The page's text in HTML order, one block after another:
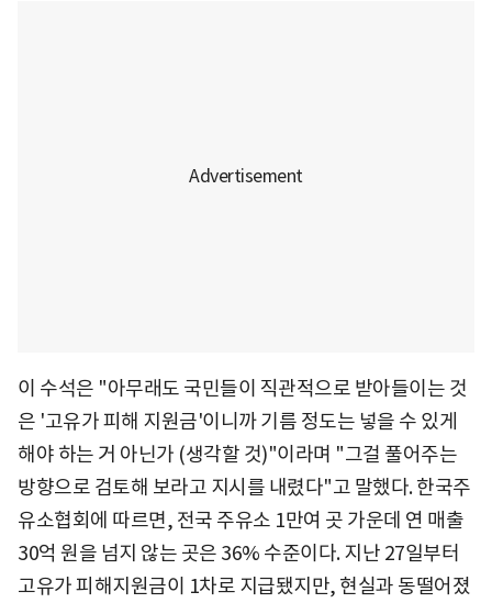
이 수석은 "아무래도 국민들이 직관적으로 받아들이는 것
은 '고유가 피해 지원금'이니까 기름 정도는 넣을 수 있게
해야 하는 거 아닌가 (생각할 것)"이라며 "그걸 풀어주는
방향으로 검토해 보라고 지시를 내렸다"고 말했다. 한국주
유소협회에 따르면, 전국 주유소 1만여 곳 가운데 연 매출
30억 원을 넘지 않는 곳은 36% 수준이다. 지난 27일부터
고유가 피해지원금이 1차로 지급됐지만, 현실과 동떨어졌